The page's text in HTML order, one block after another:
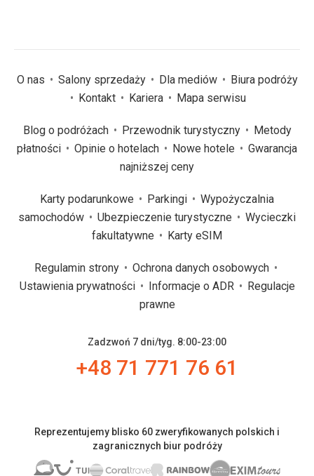
O nas Salony sprzedaży Dla mediów
Biura podróży
Kontakt
Kariera Mapa serwisu
Blog o podróżach Przewodnik turystyczny
Metody
płatności
Opinie o hotelach Nowe hotele
Gwarancja
najniższej ceny
Karty podarunkowe Parkingi
Wypożyczalnia
samochodów
Ubezpieczenie turystyczne
Wycieczki
fakultatywne
Karty eSIM
Regulamin strony
Ochrona danych osobowych
Ustawienia prywatności
Informacje o ADR
Regulacje
prawne
Zadzwoń 7 dni/tyg. 8:00-23:00
+48 71 771 76 61
Reprezentujemy blisko 60 zweryfikowanych polskich i
zagranicznych biur podróży